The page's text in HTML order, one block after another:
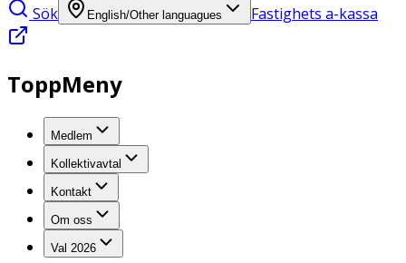
Sök English/Other languagues Fastighets a-kassa
ToppMeny
Medlem
Kollektivavtal
Kontakt
Om oss
Val 2026